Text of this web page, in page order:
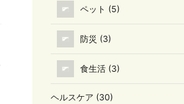
ペット (5)
防災 (3)
食生活 (3)
ヘルスケア (30)